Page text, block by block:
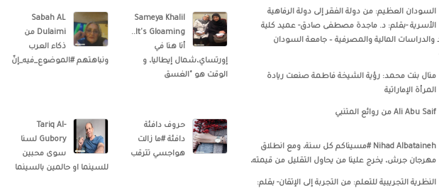
السودان العظيم: من دولة الفقر إلى دولة الرفاهية
الأسرية -بقلم: د. ماجدة مصطفى صادق- عميد كلية
والدراسات المالية والمصرفية – جامعة السودان
منال بنت محمد: رؤية الشيخة فاطمة صنعت ريادة
المرأة الإماراتية
Ali Abu Saif من روائع المتنبي
Nihad Albataineh #مسيناكم كل سنة، ومع انطلاق
مهرجان جرش، يخرج علينا من يحاول التقليل من قيمته،
النظرية التجريبية للتعلم: من التجربة إلى الإتقان- بقلم:
Sameya Khalil
..It's Gloaming
أنا هنا في
إورتساي،شمال إيطاليا، و
الوقت هو "الغسق
Sabah AL
Dulaimi من
ذكاء العرب
ونباهتهم #الموضوع_فيه_إنّ
حروف دافئة
دافئة #ما زالت
هواجسي تترقب
Tariq Al-
Gubory‎‏ لسنا
سوى محبين
للسينما او حالمين بالسينما